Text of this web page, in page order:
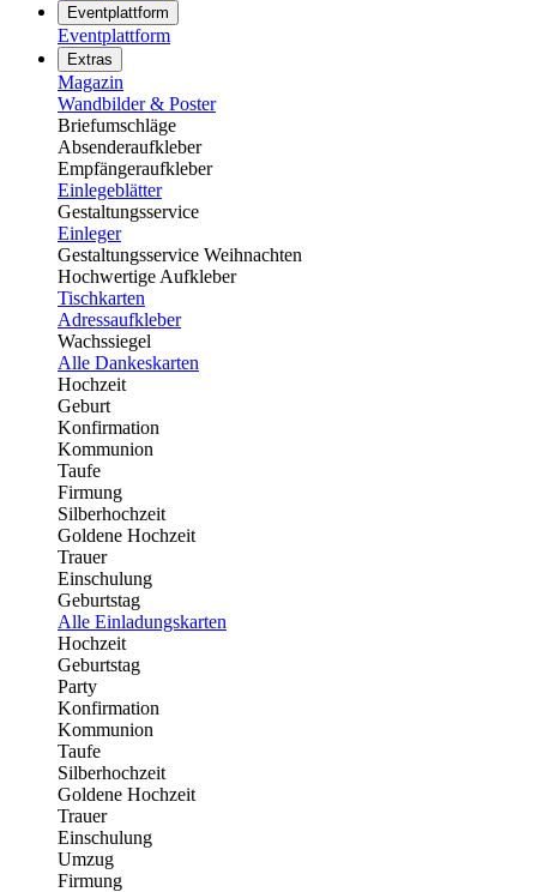
Eventplattform
Eventplattform
Extras
Magazin
Wandbilder & Poster
Briefumschläge
Absenderaufkleber
Empfängeraufkleber
Einlegeblätter
Gestaltungsservice
Einleger
Gestaltungsservice Weihnachten
Hochwertige Aufkleber
Tischkarten
Adressaufkleber
Wachssiegel
Alle Dankeskarten
Hochzeit
Geburt
Konfirmation
Kommunion
Taufe
Firmung
Silberhochzeit
Goldene Hochzeit
Trauer
Einschulung
Geburtstag
Alle Einladungskarten
Hochzeit
Geburtstag
Party
Konfirmation
Kommunion
Taufe
Silberhochzeit
Goldene Hochzeit
Trauer
Einschulung
Umzug
Firmung